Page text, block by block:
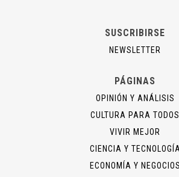
SUSCRIBIRSE
NEWSLETTER
PÁGINAS
OPINIÓN Y ANÁLISIS
CULTURA PARA TODOS
VIVIR MEJOR
CIENCIA Y
ECONOMÍA Y NEGOCIOS